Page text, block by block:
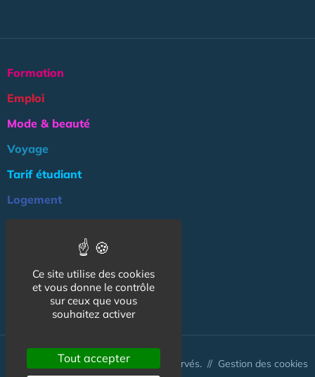
Formation
Emploi
Mode & beauté
Voyage
Tarif étudiant
Logement
Association
NOS AUTRES SITES :
© CapCampus 2026 - Tous droits réservés. // Gestion des cookies
Ce site utilise des cookies
et vous donne le contrôle
sur ceux que vous
souhaitez activer
Tout accepter